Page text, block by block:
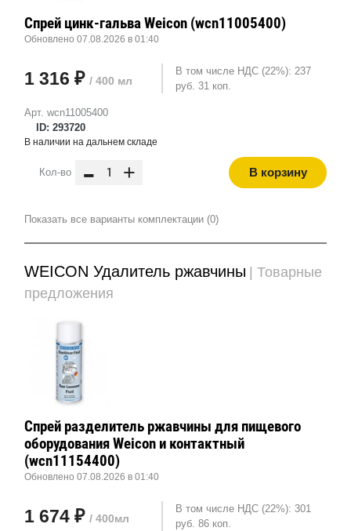
Арт. wcn11005400
ID: 293720
Спрей цинк-гальва Weicon (wcn11005400)
Обновлено 07.08.2026 в 01:40
1 316 ₽ / 400 мл
В том числе НДС (22%): 237
руб. 31 коп.
В наличии на дальнем складе
Кол-во - + В корзину
Показать все варианты комплектации (0)
WEICON Удалитель ржавчины
| Товарные
предложения
Спрей разделитель ржавчины для пищевого
оборудования Weicon и контактный
(wcn11154400)
Обновлено 07.08.2026 в 01:40
1 674 ₽ / 400мл
В том числе НДС (22%): 301
руб. 86 коп.